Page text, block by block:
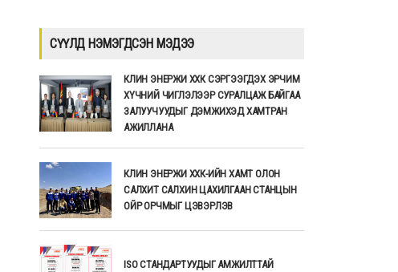
СҮҮЛД НЭМЭГДСЭН МЭДЭЭ
КЛИН ЭНЕРЖИ ХХК СЭРГЭЭГДЭХ ЭРЧИМ
ХҮЧНИЙ ЧИГЛЭЛЭЭР СУРАЛЦАЖ БАЙГАА
ЗАЛУУЧУУДЫГ ДЭМЖИХЭД ХАМТРАН
АЖИЛЛАНА
КЛИН ЭНЕРЖИ ХХК-ИЙН ХАМТ ОЛОН
САЛХИТ САЛХИН ЦАХИЛГААН СТАНЦЫН
ОЙР ОРЧМЫГ ЦЭВЭРЛЭВ
ISO СТАНДАРТУУДЫГ АМЖИЛТТАЙ